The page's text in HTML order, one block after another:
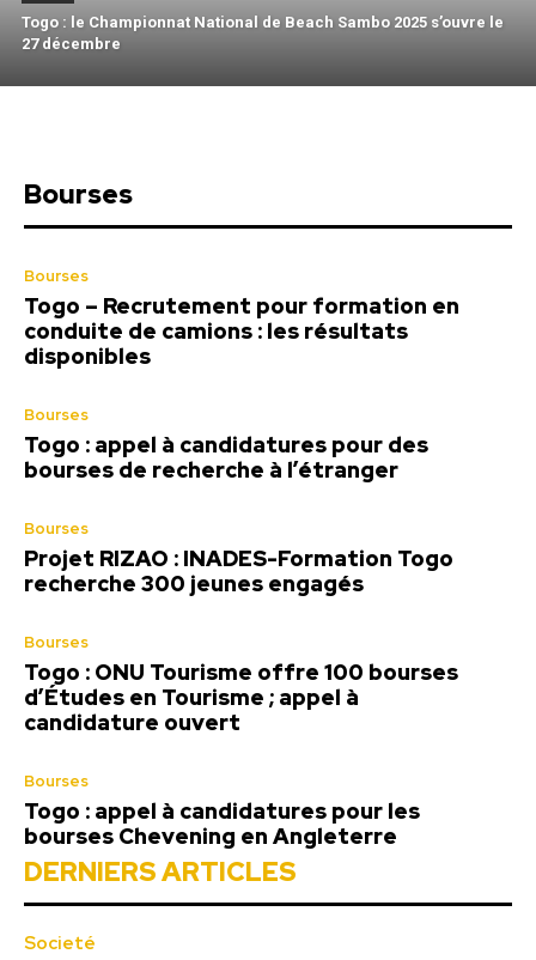
Togo : le Championnat National de Beach Sambo 2025 s’ouvre le
27 décembre
Bourses
Bourses
Togo – Recrutement pour formation en
conduite de camions : les résultats
disponibles
Bourses
Togo : appel à candidatures pour des
bourses de recherche à l’étranger
Bourses
Projet RIZAO : INADES-Formation Togo
recherche 300 jeunes engagés
Bourses
Togo : ONU Tourisme offre 100 bourses
d’Études en Tourisme ; appel à
candidature ouvert
Bourses
Togo : appel à candidatures pour les
bourses Chevening en Angleterre
DERNIERS ARTICLES
Societé